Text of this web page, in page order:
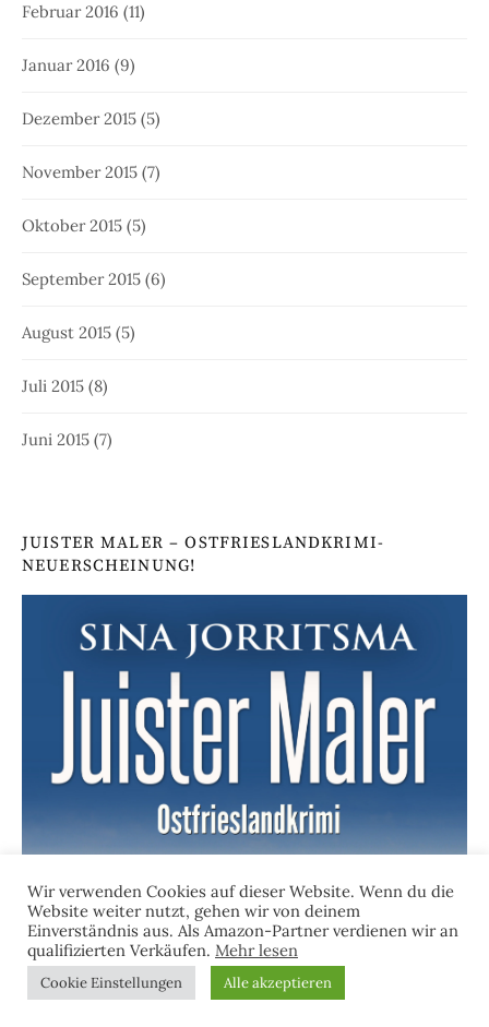
Februar 2016 (11)
Januar 2016 (9)
Dezember 2015 (5)
November 2015 (7)
Oktober 2015 (5)
September 2015 (6)
August 2015 (5)
Juli 2015 (8)
Juni 2015 (7)
JUISTER MALER – OSTFRIESLANDKRIMI-
NEUERSCHEINUNG!
Wir verwenden Cookies auf dieser Website. Wenn du die
Website weiter nutzt, gehen wir von deinem
Einverständnis aus. Als Amazon-Partner verdienen wir an
qualifizierten Verkäufen. Mehr lesen
Cookie Einstellungen Alle akzeptieren